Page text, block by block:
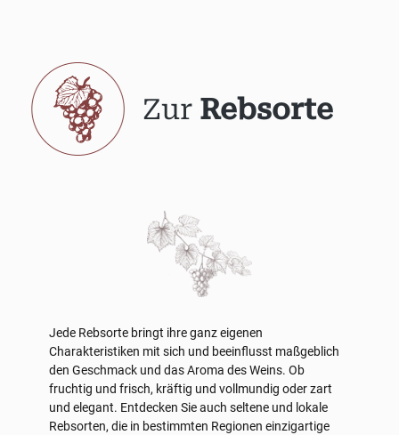
Zur Rebsorte
Jede Rebsorte bringt ihre ganz eigenen
Charakteristiken mit sich und beeinflusst maßgeblich
den Geschmack und das Aroma des Weins. Ob
fruchtig und frisch, kräftig und vollmundig oder zart
und elegant. Entdecken Sie auch seltene und lokale
Rebsorten, die in bestimmten Regionen einzigartige